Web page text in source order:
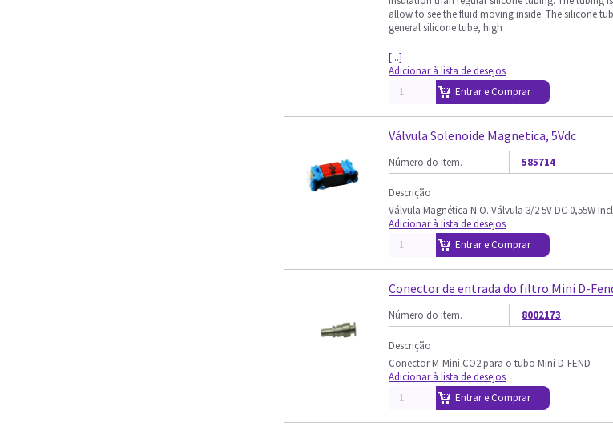
allow to see the fluid moving inside. The silicone
general silicone tube, high
[...]
Adicionar à lista de desejos
Entrar e Comprar
Válvula Solenoide Magnetica, 5Vdc
Número do item. 585714
Descrição
Válvula Magnética N.O. Válvula 3/2 5V DC 0,55W
Adicionar à lista de desejos
Entrar e Comprar
Conector de entrada do filtro Mini D-
Número do item. 8002173
Descrição
Conector M-Mini CO2 para o tubo Mini D-FEND
Adicionar à lista de desejos
Entrar e Comprar